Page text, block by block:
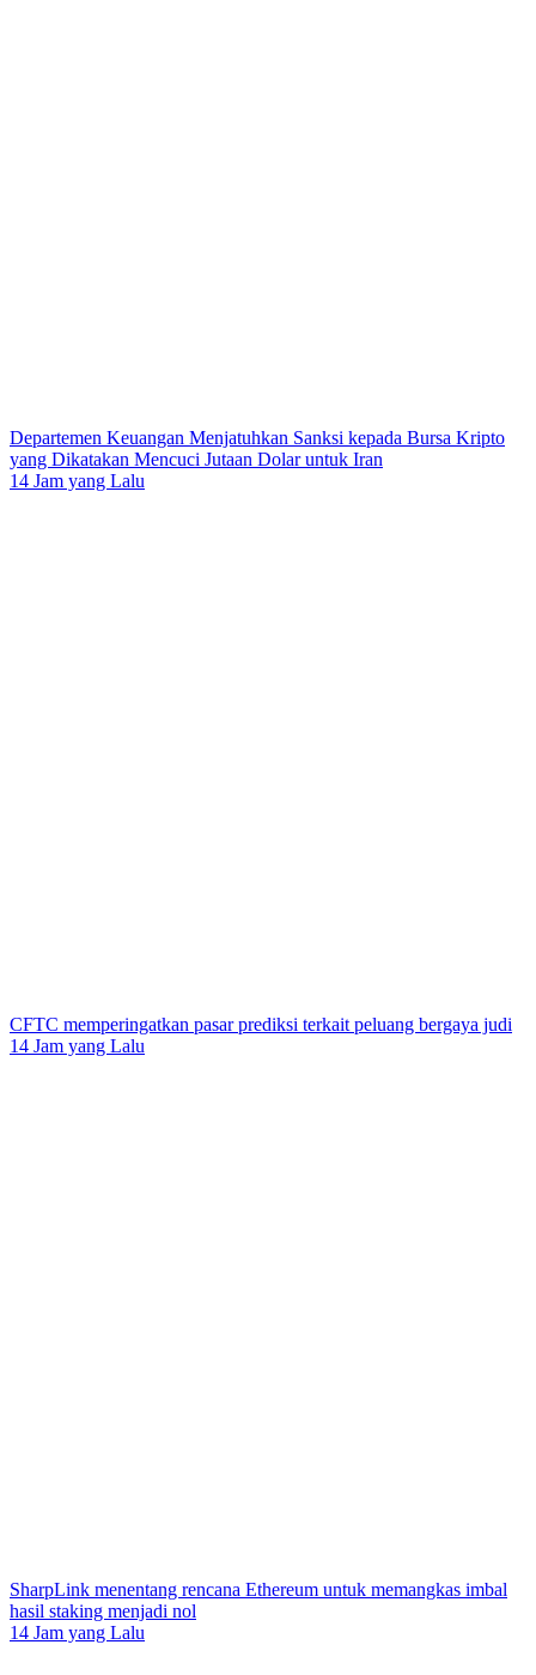
Departemen Keuangan Menjatuhkan Sanksi kepada Bursa Kripto
yang Dikatakan Mencuci Jutaan Dolar untuk Iran
14 Jam yang Lalu
CFTC memperingatkan pasar prediksi terkait peluang bergaya judi
14 Jam yang Lalu
SharpLink menentang rencana Ethereum untuk memangkas imbal
hasil staking menjadi nol
14 Jam yang Lalu